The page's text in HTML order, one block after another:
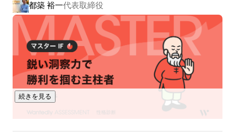
ンラインの授業でありながら、厚生労働省にスクーリング
（通学）とみなされている国内唯一のスクール。全国の自治
体と連携しながら、地域の保育士不足解消に貢献していま
す。
〇マーケティング支援事業〇
・自社のマーケティング
・保育園と幼稚園のためのマーケティング
私たちは、採用活動を単なる採用業務ではなく、「未来の保
都築 裕一代表取締役
続きを見る